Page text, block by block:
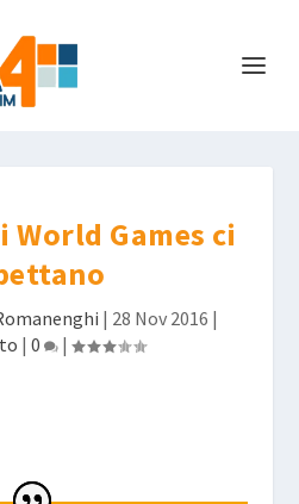
Games ci
| 28 Nov 2016 |
| 0 |